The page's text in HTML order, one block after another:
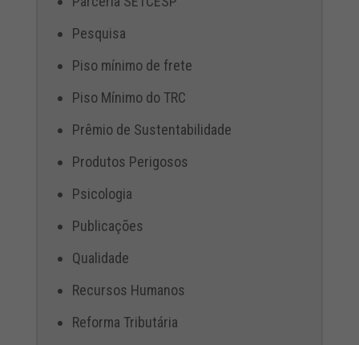
Pesquisa
Piso mínimo de frete
Piso Mínimo do TRC
Prêmio de Sustentabilidade
Produtos Perigosos
Psicologia
Publicações
Qualidade
Recursos Humanos
Reforma Tributária